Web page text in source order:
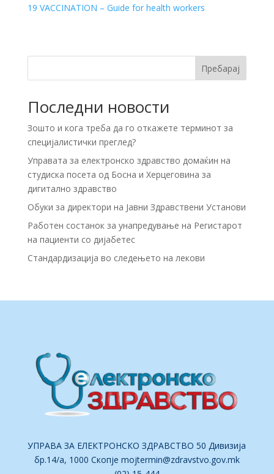
19 VACCINATION – Guide for health workers
Пребарај
Последни новости
Зошто и кога треба да го откажете терминот за
специјалистички преглед?
Управата за електронско здравство домаќин на
студиска посета од Босна и Херцеговина за
дигитално здравство
Обуки за директори на Јавни Здравствени Установи
Работен состанок за унапредување на Регистарот
на пациенти со дијабетес
Стандардизација во следењето на лекови
УПРАВА ЗА ЕЛЕКТРОНСКО ЗДРАВСТВО 50 Дивизија
бр.14/а, 1000 Скопје mojtermin@zdravstvo.gov.mk